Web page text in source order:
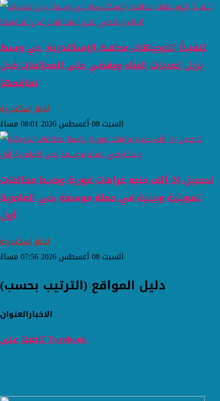
تنفيذًا لتوجيهات محافظ الإسكندرية: حي وسط
يزيل تعديات البناء ويقضي على المخالفات قبل
تفاقمها
اخبار اسكندرية
السبت 08 أغسطس 2026 08:01 مساءً
تحصيل 24 ألف جنيه غرامات فورية وضبط مخالفات
تمويلية وبيئية في حملة موسعة بحي العامرية
أول
اخبار اسكندرية
السبت 08 أغسطس 2026 07:56 مساءً
دليل المواقع (الترتيب بحسب)
العنوانالاخبار
تابعنا على Facebook